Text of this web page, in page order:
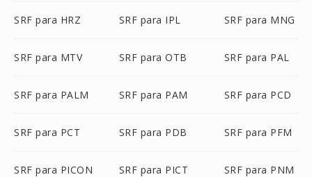
SRF para HRZ SRF para IPL SRF para MNG
SRF para MTV SRF para OTB SRF para PAL
SRF para PALM SRF para PAM SRF para PCD
SRF para PCT SRF para PDB SRF para PFM
SRF para PICON SRF para PICT SRF para PNM